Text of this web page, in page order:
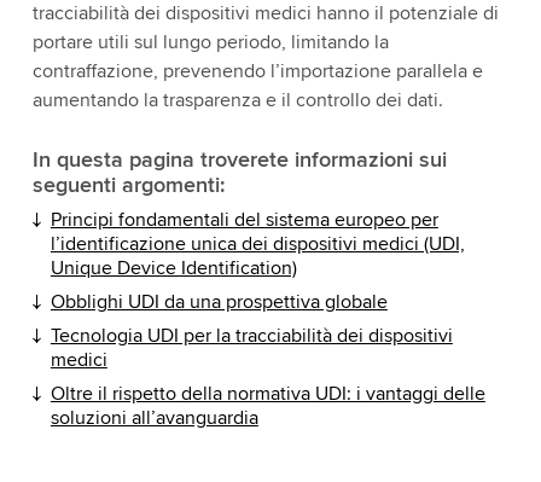
tracciabilità dei dispositivi medici hanno il potenziale di
portare utili sul lungo periodo, limitando la
contraffazione, prevenendo l’importazione parallela e
aumentando la trasparenza e il controllo dei dati.
In questa pagina troverete informazioni sui
seguenti argomenti:
Principi fondamentali del sistema europeo per
l’identificazione unica dei dispositivi medici (UDI,
Unique Device Identification)
Obblighi UDI da una prospettiva globale
Tecnologia UDI per la tracciabilità dei dispositivi
medici
Oltre il rispetto della normativa UDI: i vantaggi delle
soluzioni all’avanguardia